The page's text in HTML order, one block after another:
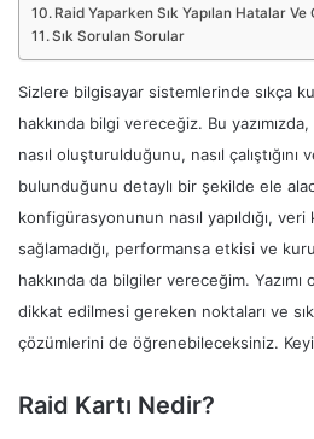
Raid Yaparken Sık Yapılan Hatalar Ve
Sık Sorulan Sorular
Sizlere bilgisayar sistemlerinde sıkça
hakkında bilgi vereceğiz. Bu
nasıl oluşturulduğunu, nasıl
bulunduğunu detaylı bir şekilde ele
konfigürasyonunun nasıl yapıldığı, veri
sağlamadığı, performansa etkisi ve
hakkında da bilgiler vereceğim.
dikkat edilmesi gereken noktaları ve sık
çözümlerini de öğrenebileceksiniz.
Raid Kartı Nedir?